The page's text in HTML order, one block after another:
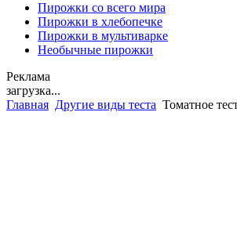
Пирожки со всего мира
Пирожки в хлебопечке
Пирожки в мультиварке
Необычные пирожки
Реклама
загрузка...
Главная Другие виды теста Томатное